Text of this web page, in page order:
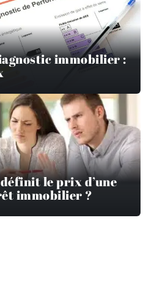
immobilier :
le prix d’une
immobilier ?